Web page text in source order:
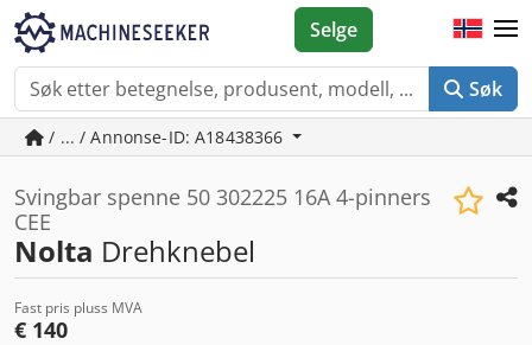
Søk
Selge
/ ... / Annonse-ID: A18438366
Svingbar spenne 50 302225 16A 4-pinners
CEE
Nolta Drehknebel
Fast pris pluss MVA
€ 140